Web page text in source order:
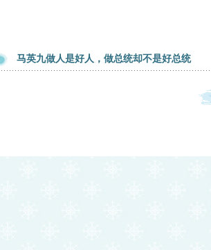
马英九做人是好人，做总统却不是好总统